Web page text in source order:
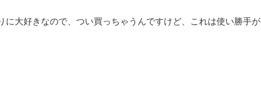
に大好きなので、つい買っちゃうんですけど、これは使い勝手が